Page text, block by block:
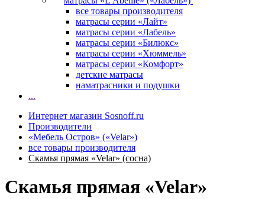
все товары производителя
матрасы серии «Лайт»
матрасы серии «Лабель»
матрасы серии «Билюкс»
матрасы серии «Хюммель»
матрасы серии «Комфорт»
детские матрасы
наматрасники и подушки
...
Интернет магазин Sosnoff.ru
Производители
«Мебель Остров» («Velar»)
все товары производителя
Скамья прямая «Velar» (сосна)
Скамья прямая «Velar»